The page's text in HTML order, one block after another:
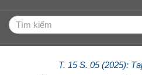
T. 15 S. 05 (2025):